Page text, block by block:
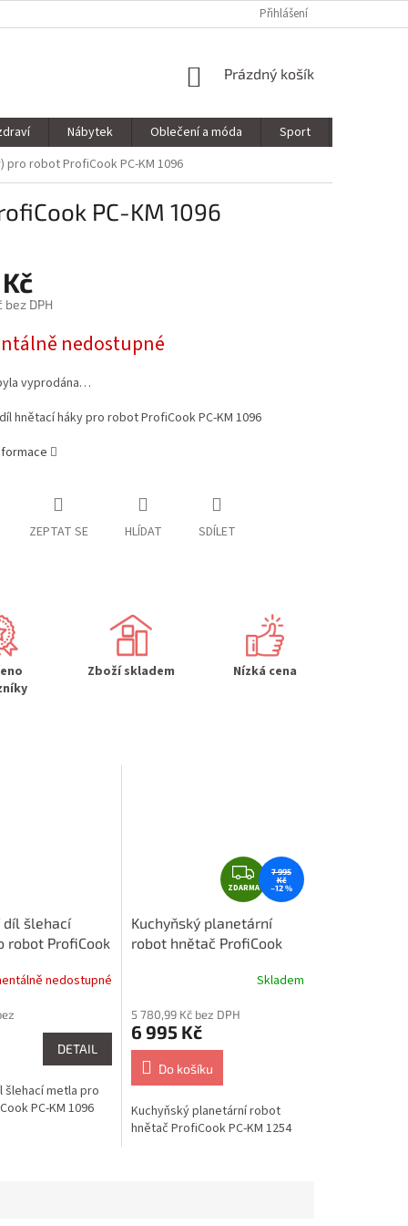
Přihlášení
NÁKUPNÍ
Prázdný košík
Nábytek Oblečení a móda Sport
pro robot ProfiCook PC-KM 1096
PC-KM 1096
bez DPH
nedostupné
vyprodána…
hnětací háky pro robot ProfiCook PC-KM 1096
ZEPTAT SE HLÍDAT SDÍLET
Zboží skladem Nízká cena
díl šlehací
robot ProfiCook
nedostupné
DETAIL
šlehací metla pro
PC-KM 1096
Z
D
R
A
ZDARMA
7 995
Kč
–12 %
Kuchyňský planetární
robot hnětač ProfiCook
Skladem
5 780,99 Kč bez DPH
6 995 Kč
Do košíku
Kuchyňský planetární robot
hnětač ProfiCook PC-KM 1254